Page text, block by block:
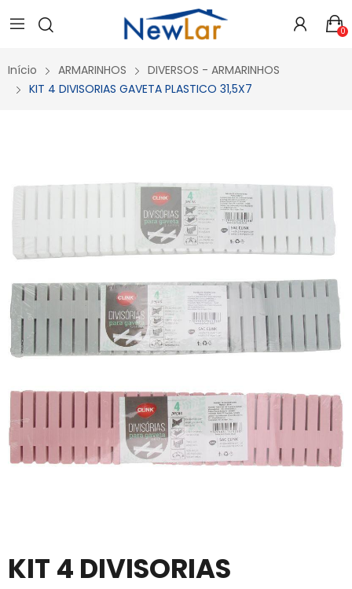
Secure crypto portfolio manager for desktops and mobile -
Visit Ledger Live
- easily manage, stake, and track assets. 0
Início ARMARINHOS
DIVERSOS - ARMARINHOS
KIT 4 DIVISORIAS GAVETA PLASTICO 31,5X7
KIT 4 DIVISORIAS